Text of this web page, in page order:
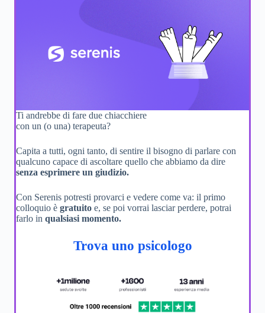
Ti andrebbe di fare due chiacchiere
con un (o una) terapeuta?
Capita a tutti, ogni tanto, di sentire il bisogno di parlare con
qualcuno capace di ascoltare quello che abbiamo da dire
senza esprimere un giudizio.
Con Serenis potresti provarci e vedere come va: il primo
colloquio è gratuito e, se poi vorrai lasciar perdere, potrai
farlo in qualsiasi momento.
Trova uno psicologo